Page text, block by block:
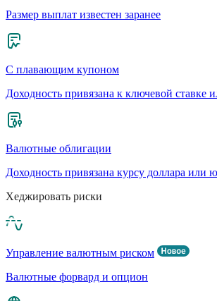
Размер выплат известен заранее
С плавающим купоном
Доходность привязана к ключевой ставке
Валютные облигации
Доходность привязана курсу доллара или
Хеджировать риски
Управление валютным риском
Валютные форвард и опцион